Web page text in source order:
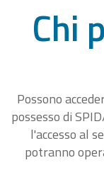
Chi
Possono
possesso di
l'accesso al
potranno